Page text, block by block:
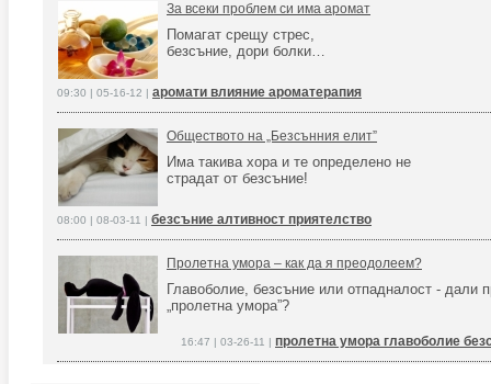
За всеки проблем си има аромат
Помагат срещу стрес,
безсъние, дори болки…
09:30 | 05-16-12 | аромати влияние ароматерапия
Обществото на „Безсънния елит”
Има такива хора и те определено не
страдат от безсъние!
08:00 | 08-03-11 | безсъние алтивност приятелство
Пролетна умора – как да я преодолеем?
Главоболие, безсъние или отпадналост - дали
„пролетна умора”?
16:47 | 03-26-11 | пролетна умора главоболие